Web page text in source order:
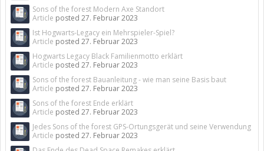
Sons of the forest Modern Axe Standort
Article posted 27. Februar 2023
Ist Hogwarts-Legacy ein Mehrspieler-Spiel?
Article posted 27. Februar 2023
Hogwarts Legacy Black Familienmotto erklärt
Article posted 27. Februar 2023
Sons of the forest Bauanleitung - wie man seine Basis baut
Article posted 27. Februar 2023
Sons of the forest Ende erklärt
Article posted 27. Februar 2023
Jedes Sons of the forest GPS-Ortungsgerät und seine Verwendung
Article posted 27. Februar 2023